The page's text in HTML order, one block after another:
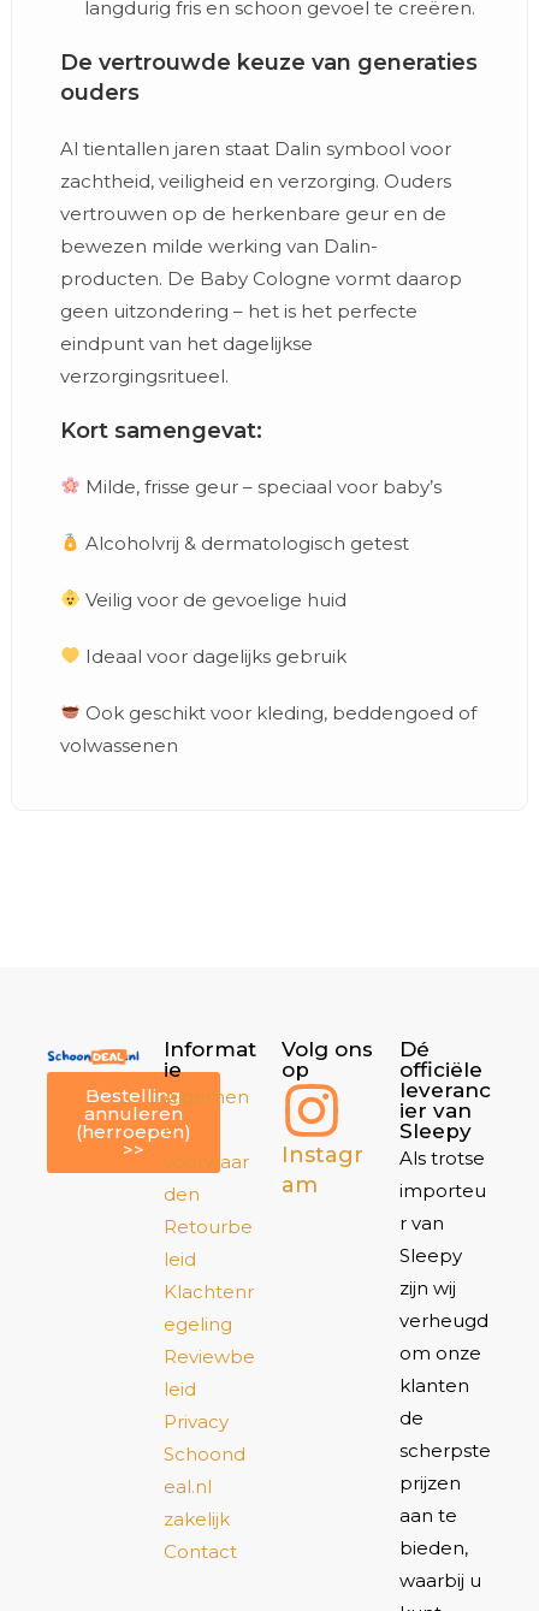
langdurig fris en schoon gevoel te creëren.
De vertrouwde keuze van generaties
ouders
Al tientallen jaren staat Dalin symbool voor
zachtheid, veiligheid en verzorging. Ouders
vertrouwen op de herkenbare geur en de
bewezen milde werking van Dalin-
producten. De Baby Cologne vormt daarop
geen uitzondering – het is het perfecte
eindpunt van het dagelijkse
verzorgingsritueel.
Kort samengevat:
Milde, frisse geur – speciaal voor baby’s
Alcoholvrij & dermatologisch getest
Veilig voor de gevoelige huid
Ideaal voor dagelijks gebruik
Ook geschikt voor kleding, beddengoed of
volwassenen
Bestelling
annuleren
(herroepen)
>>
Informat
ie
Algemen
e
voorwaar
den
Retourbe
leid
Klachtenr
egeling
Reviewbe
leid
Privacy
Schoond
eal.nl
zakelijk
Contact
Volg ons
op
Instagr
am
Dé
officiële
leveranc
ier van
Sleepy
Als trotse
importeu
r van
Sleepy
zijn wij
verheugd
om onze
klanten
de
scherpste
prijzen
aan te
bieden,
waarbij u